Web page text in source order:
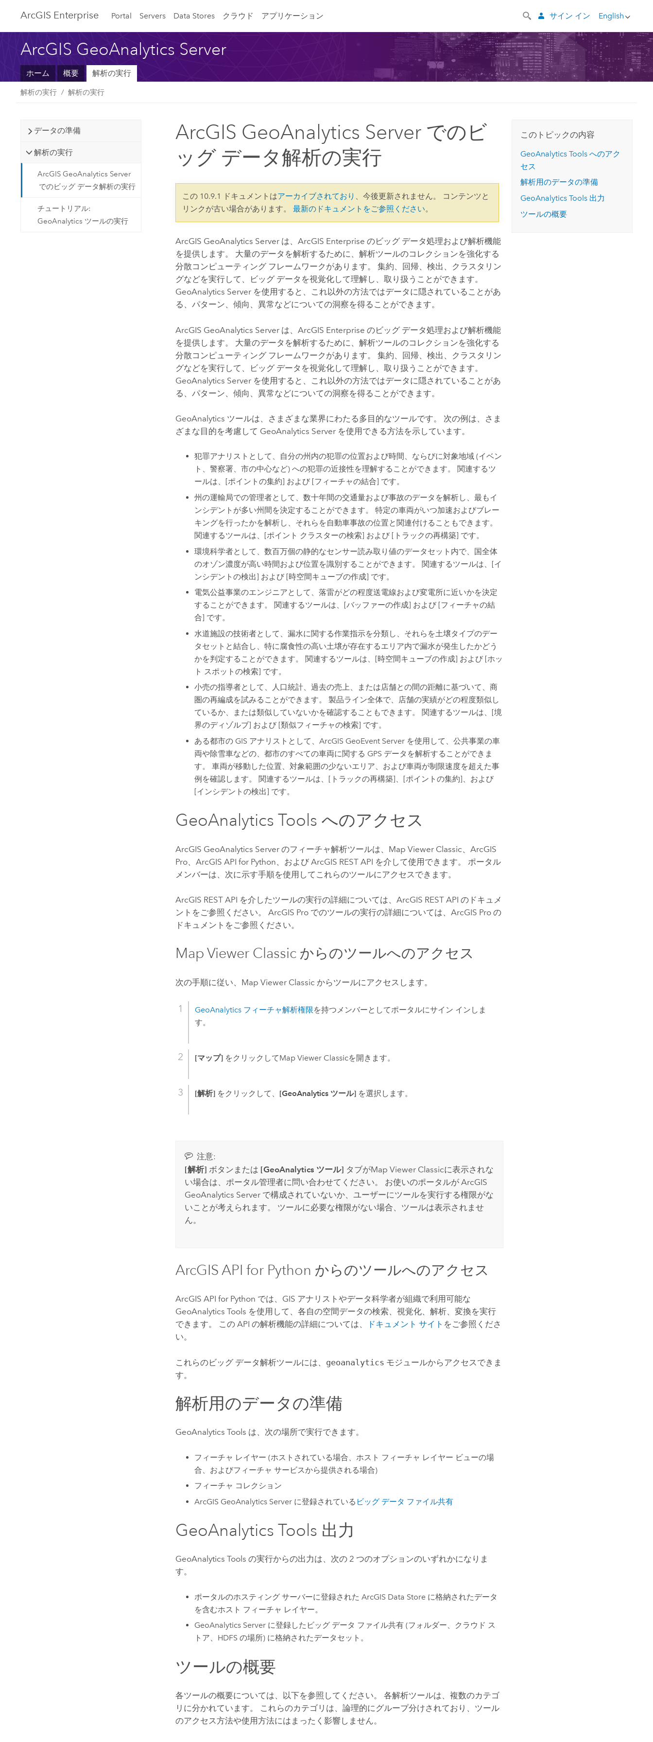
ArcGIS Enterprise Portal Servers Data Stores クラウド アプリケーション English
サイン イン
ArcGIS GeoAnalytics Server
ホーム 概要 解析の実行
解析の実行 解析の実行
データの準備
解析の実行
ArcGIS GeoAnalytics Server
でのビッグ データ解析の実行
チュートリアル:
GeoAnalytics ツールの実行
ArcGIS GeoAnalytics Server でのビ
ッグ データ解析の実行
この 10.9.1 ドキュメントはアーカイブされており 、今後更新されません。 コンテンツと
リンクが古い場合があります。最新のドキュメントをご参照ください。
ArcGIS GeoAnalytics Server は、ArcGIS Enterprise のビッグ データ処理および解析機能
を提供します。 大量のデータを解析するために、解析ツールのコレクションを強化する
分散コンピューティング フレームワークがあります。 集約、回帰、検出、クラスタリン
グなどを実行して、ビッグ データを視覚化して理解し、取り扱うことができます。
GeoAnalytics Server を使用すると、これ以外の方法ではデータに隠されていることがあ
る、パターン、傾向、異常などについての洞察を得ることができます。
ArcGIS GeoAnalytics Server は、ArcGIS Enterprise のビッグ データ処理および解析機能
を提供します。 大量のデータを解析するために、解析ツールのコレクションを強化する
分散コンピューティング フレームワークがあります。 集約、回帰、検出、クラスタリン
グなどを実行して、ビッグ データを視覚化して理解し、取り扱うことができます。
GeoAnalytics Server を使用すると、これ以外の方法ではデータに隠されていることがあ
る、パターン、傾向、異常などについての洞察を得ることができます。
GeoAnalytics ツールは、さまざまな業界にわたる多目的なツールです。 次の例は、さま
ざまな目的を考慮して GeoAnalytics Server を使用できる方法を示しています。
犯罪アナリストとして、自分の州内の犯罪の位置および時間、ならびに対象地域 (イベン
ト、警察署、市の中心など) への犯罪の近接性を理解することができます。 関連するツ
ールは、[ポイントの集約] および [フィーチャの結合] です。
州の運輸局での管理者として、数十年間の交通量および事故のデータを解析し、最もイ
ンシデントが多い州間を決定することができます。 特定の車両がいつ加速およびブレー
キングを行ったかを解析し、それらを自動車事故の位置と関連付けることもできます。
関連するツールは、[ポイント クラスターの検索] および [トラックの再構築] です。
環境科学者として、数百万個の静的なセンサー読み取り値のデータセット内で、国全体
のオゾン濃度が高い時間および位置を識別することができます。 関連するツールは、[イ
ンシデントの検出] および [時空間キューブの作成] です。
電気公益事業のエンジニアとして、落雷がどの程度送電線および変電所に近いかを決定
することができます。 関連するツールは、[バッファーの作成] および [フィーチャの結
合] です。
水道施設の技術者として、漏水に関する作業指示を分類し、それらを土壌タイプのデー
タセットと結合し、特に腐食性の高い土壌が存在するエリア内で漏水が発生したかどう
かを判定することができます。 関連するツールは、[時空間キューブの作成] および [ホッ
ト スポットの検索] です。
小売の指導者として、人口統計、過去の売上、または店舗との間の距離に基づいて、商
圏の再編成を試みることができます。 製品ライン全体で、店舗の実績がどの程度類似し
ているか、または類似していないかを確認することもできます。 関連するツールは、[境
界のディゾルブ] および [類似フィーチャの検索] です。
ある都市の GIS アナリストとして、 ArcGIS GeoEvent Serverを使用して、公共事業の車
両や除雪車などの、都市のすべての車両に関する GPS データを解析することができま
す。 車両が移動した位置、対象範囲の少ないエリア、および車両が制限速度を超えた事
例を確認します。 関連するツールは、[トラックの再構築]、[ポイントの集約]、および
[インシデントの検出] です。
GeoAnalytics Tools へのアクセス
ArcGIS GeoAnalytics Server のフィーチャ解析ツールは、 Map Viewer Classic、ArcGIS
Pro、ArcGIS API for Python、およびArcGIS REST API を介して使用できます。 ポータル
メンバーは、次に示す手順を使用してこれらのツールにアクセスできます。
ArcGIS REST API を介したツールの実行の詳細については、ArcGIS REST API のドキュメ
ントをご参照ください。ArcGIS Pro でのツールの実行の詳細については、ArcGIS Pro の
ドキュメントをご参照ください。
Map Viewer Classic からのツールへのアクセス
次の手順に従い、 Map Viewer Classic からツールにアクセスします。
GeoAnalytics フィーチャ解析権限を持つメンバーとしてポータルにサイン インしま
す。
[マップ] をクリックしてMap Viewer Classicを開きます。
[解析] をクリックして、 [GeoAnalytics ツール] を選択します。
注意:
[解析] ボタンまたは [GeoAnalytics ツール] タブがMap Viewer Classicに表示されな
い場合は、ポータル管理者に問い合わせてください。 お使いのポータルが ArcGIS
GeoAnalytics Serverで構成されていないか、ユーザーにツールを実行する権限がな
いことが考えられます。 ツールに必要な権限がない場合、ツールは表示されませ
ん。
ArcGIS API for Python からのツールへのアクセス
ArcGIS API for Python では、GIS アナリストやデータ科学者が組織で利用可能な
GeoAnalytics Tools を使用して、各自の空間データの検索、視覚化、解析、変換を実行
できます。 この API の解析機能の詳細については、
ドキュメント サイト をご参照くださ
い。
これらのビッグ データ解析ツールには、 geoanalytics モジュールからアクセスできま
す。
解析用のデータの準備
GeoAnalytics Tools は、次の場所で実行できます。
フィーチャ レイヤー (ホストされている場合、ホスト フィーチャ レイヤー ビューの場
合、およびフィーチャ サービスから提供される場合)
フィーチャ コレクション
ArcGIS GeoAnalytics Serverに登録されている ビッグ データ ファイル共有
GeoAnalytics Tools 出力
GeoAnalytics Tools の実行からの出力は、次の 2 つのオプションのいずれかになりま
す。
ポータルのホスティング サーバーに登録された ArcGIS Data Store に格納されたデータ
を含むホスト フィーチャ レイヤー。
GeoAnalytics Serverに登録したビッグ データ ファイル共有 (フォルダー、クラウド ス
トア、HDFS の場所) に格納されたデータセット。
ツールの概要
各ツールの概要については、以下を参照してください。 各解析ツールは、複数のカテゴ
リに分かれています。 これらのカテゴリは、論理的にグループ分けされており、ツール
のアクセス方法や使用方法にはまったく影響しません。
このトピックの内容
GeoAnalytics Tools へのアク
セス
解析用のデータの準備
GeoAnalytics Tools 出力
ツールの概要